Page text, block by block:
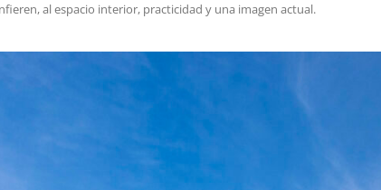
al espacio interior, practicidad y una imagen actual.